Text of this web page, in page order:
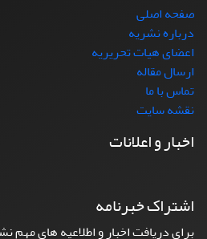
صفحه اصلی
درباره نشریه
اعضای هیات تحریریه
ارسال مقاله
تماس با ما
نقشه سایت
اخبار و اعلانات
اشتراک خبرنامه
برای دریافت اخبار و اطلاعیه های مهم